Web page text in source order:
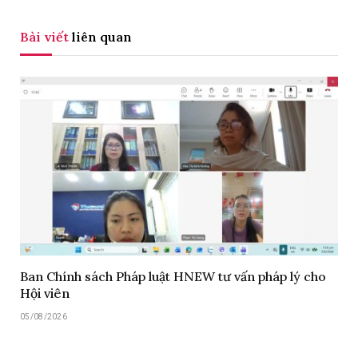
Bài viết liên quan
Ban Chính sách Pháp luật HNEW tư vấn pháp lý cho
Hội viên
05/08/2026